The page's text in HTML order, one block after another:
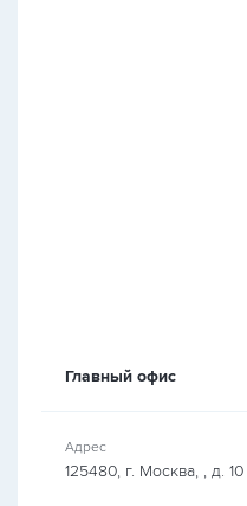
Главный офис
Адрес
125480, г. Москва, , д. 10